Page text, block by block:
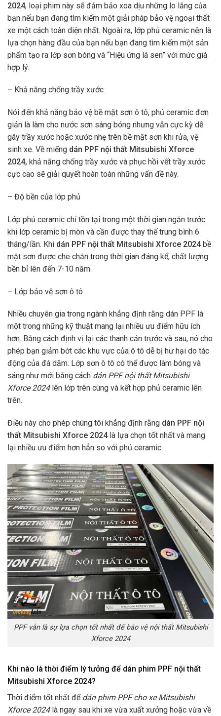
2024, loại phim này sẽ đảm bảo xoa dịu những lo lắng của
bạn nếu bạn đang tìm kiếm một giải pháp bảo vệ ngoại thất
xe một cách toàn diện nhất. Ngoài ra, lớp phủ ceramic nên là
lựa chọn hàng đầu của bạn nếu bạn đang tìm kiếm một sản
phẩm tạo ra lớp sơn bóng và “Hiệu ứng lá sen” với mức giá
hợp lý.
– Khả năng chống trầy xước
Nói đến khả năng bảo vệ bề mặt sơn ô tô, phủ ceramic đơn
giản là làm cho nước sơn sáng bóng nhưng vẫn cực kỳ dễ
gây trầy xước hoặc xước nhẹ trên bề mặt sơn khi rửa, vệ
sinh xe. Về miếng dán PPF nội thất Mitsubishi Xforce
2024, khả năng chống trầy xước và phục hồi vết trầy xước
cực cao sẽ giải quyết hoàn toàn những vấn đề này.
– Độ bền của lớp phủ
Lớp phủ ceramic chỉ tồn tại trong một thời gian ngắn trước
khi lớp ceramic bị mòn và cần được thay thế trung bình 6
tháng/lần. Khi dán PPF nội thất Mitsubishi Xforce 2024bề
mặt sơn được che chắn trong thời gian đáng kể, chất lượng
bền bỉ lên đến 7-10 năm.
– Lớp bảo vệ sơn ô tô
Nhiều chuyên gia trong ngành khẳng định rằng dán PPF là
một trong những kỹ thuật mang lại nhiều ưu điểm hữu ích
hơn. Bằng cách định vị lại các thanh cản trước và sau, nó cho
phép bạn giảm bớt các khu vực của ô tô dễ bị hư hại do tác
động của đá dăm. Lớp sơn ô tô có thể được làm bóng và
sáng như mới bằng cách dán PPF nội thất Mitsubishi
Xforce 2024lên lớp trên cùng và kết hợp phủ ceramic lên
trên.
Điều này cho phép chúng tôi khẳng định rằng dán PPF nội
thất Mitsubishi Xforce 2024 là lựa chọn tốt nhất và mang
lại nhiều ưu điểm hơn hẳn so với phủ ceramic.
PPF vẫn là sự lựa chọn tốt nhất để bảo vệ nội thất Mitsubishi
Xforce 2024
Khi nào là thời điểm lý tưởng để dán phim PPF nội thất
Mitsubishi Xforce 2024?
Thời điểm tốt nhất để dán phim PPF cho xe Mitsubishi
Xforce 2024 là ngay sau khi xe vừa xuất xưởng hoặc vừa về